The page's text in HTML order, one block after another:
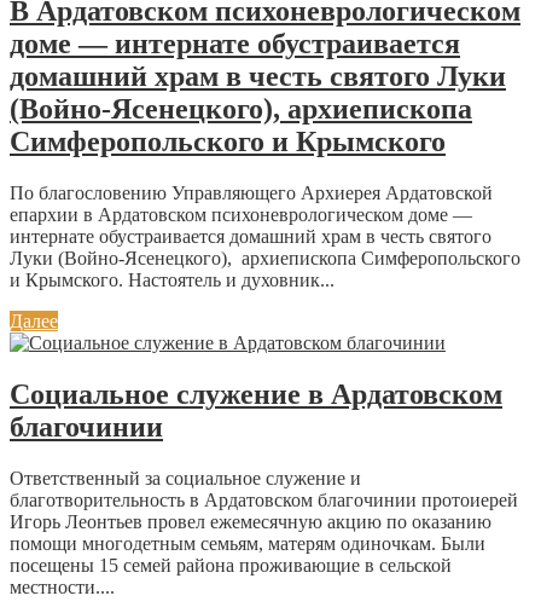
В Ардатовском психоневрологическом
доме — интернате обустраивается
домашний храм в честь святого Луки
(Войно-Ясенецкого), архиепископа
Симферопольского и Крымского
По благословению Управляющего Архиерея Ардатовской
епархии в Ардатовском психоневрологическом доме —
интернате обустраивается домашний храм в честь святого
Луки (Войно-Ясенецкого), архиепископа Симферопольского
и Крымского. Настоятель и духовник...
Далее
Социальное служение в Ардатовском
благочинии
Ответственный за социальное служение и
благотворительность в Ардатовском благочинии протоиерей
Игорь Леонтьев провел ежемесячную акцию по оказанию
помощи многодетным семьям, матерям одиночкам. Были
посещены 15 семей района проживающие в сельской
местности....